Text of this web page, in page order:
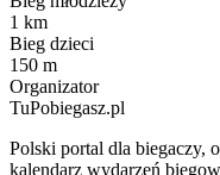
1 km
Bieg dzieci
150 m
Organizator
TuPobiegasz.pl
Polski portal dla biegaczy,
kalendarz wydarzeń